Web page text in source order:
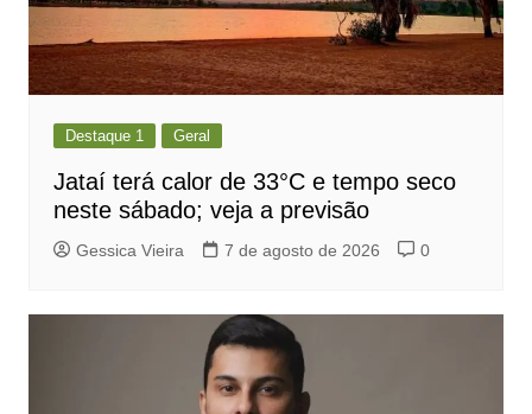
Destaque 1 Geral
Jataí terá calor de 33°C e tempo seco
neste sábado; veja a previsão
Gessica Vieira 7 de agosto de 2026 0